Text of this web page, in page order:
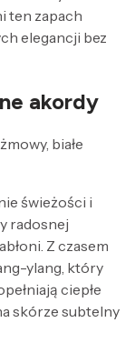
ten zapach
elegancji bez
akordy
białe
świeżości i
radosnej
Z czasem
ylang, który
ciepłe
skórze subtelny